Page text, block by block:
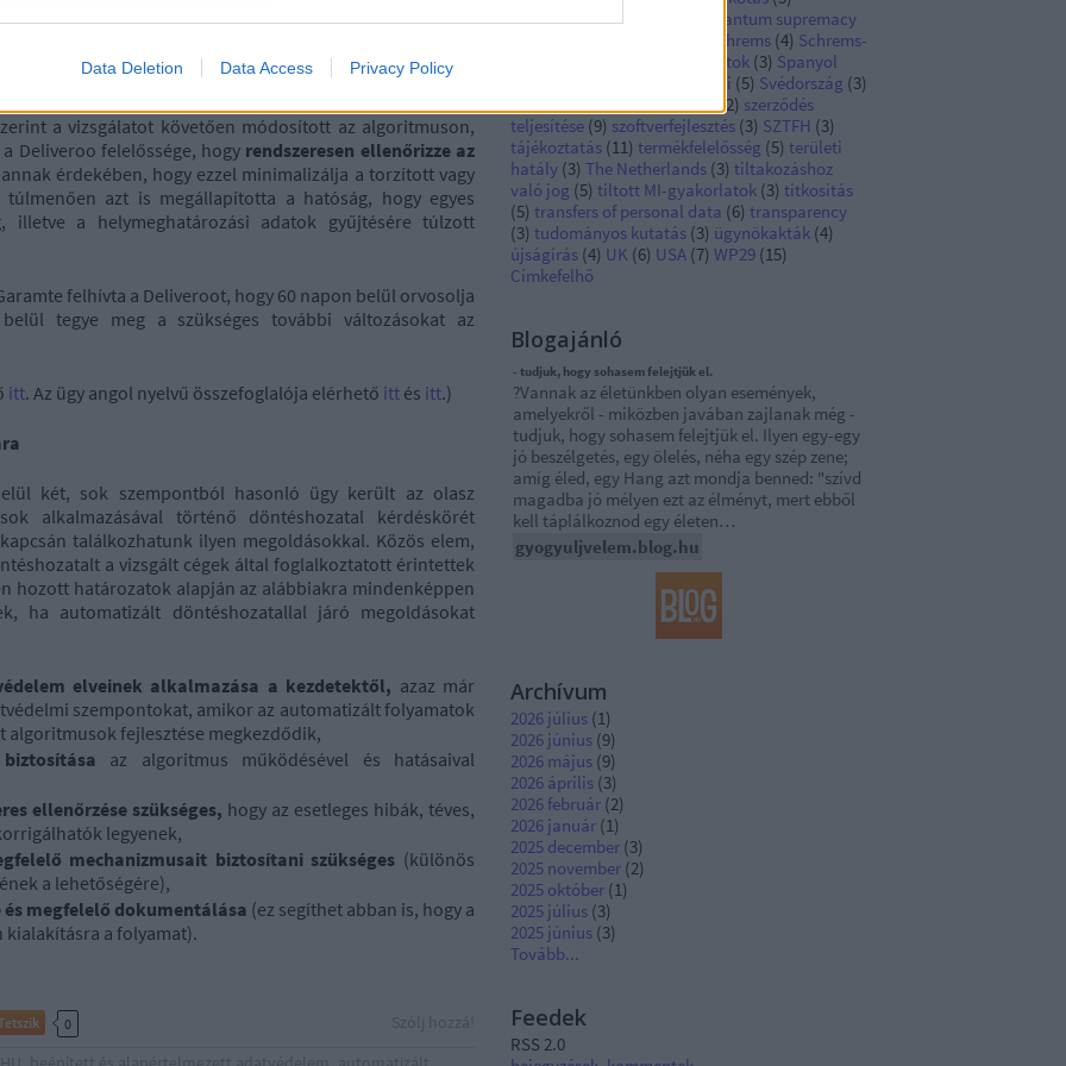
Data Deletion Data Access Privacy Policy
kb. 8 ezer futár adatainak a kezelésére került sor. Az
illetve a megrendelések kiosztása kapcsán került sor.
megfelelő transzparencia hiányaokozta a legnagyobb
hogy az algoritmus milyen alapon osztja ki a feladatokat
a vizsgálatot követően módosított az algoritmuson,
Deliveroo felelőssége, hogy rendszeresen ellenőrizze az
annak érdekében, hogy ezzel minimalizálja a torzított vagy
azt is megállapította a hatóság, hogy egyes
a helymeghatározási adatok gyűjtésére túlzott
felhívta a Deliveroot, hogy 60 napon belül orvosolja
tegye meg a szükséges további változásokat az
itt. Az ügy angol nyelvű összefoglalója elérhető itt és itt.)
két, sok szempontból hasonló ügy került az olasz
alkalmazásával történő döntéshozatal kérdéskörét
találkozhatunk ilyen megoldásokkal. Közös elem,
a vizsgált cégek által foglalkoztatott érintettek
hozott határozatok alapján az alábbiakra mindenképpen
ha automatizált döntéshozatallal járó megoldásokat
elveinek alkalmazása a kezdetektől, azaz már
szempontokat, amikor az automatizált folyamatok
algoritmusok fejlesztése megkezdődik,
az algoritmus működésével és hatásaival
ellenőrzése szükséges, hogy az esetleges hibák, téves,
legyenek,
mechanizmusait biztosítani szükséges (különös
a lehetőségére),
megfelelő dokumentálása (ez segíthet abban is, hogy a
a folyamat).
0
prohibited AI practices
quantum supremacy
Schrems (4) Schrems-
sötét mintázatok (3) Spanyol
süti (5) Svédország (3)
12) szerződés
teljesítése (9) szoftverfejlesztés (3) SZTFH (3)
tájékoztatás (11) termékfelelősség (5) területi
hatály (3) The Netherlands (3) tiltakozáshoz
való jog (5) tiltott MI-gyakorlatok (3) titkosítás
(5) transfers of personal data (6) transparency
(3) tudományos kutatás (3) ügynökakták (4)
újságírás (4) UK (6) USA (7) WP29 (15)
Címkefelhő
Blogajánló
- tudjuk, hogy sohasem felejtjük el.
?Vannak az életünkben olyan események,
amelyekről - miközben javában zajlanak még -
tudjuk, hogy sohasem felejtjük el. Ilyen egy-egy
jó beszélgetés, egy ölelés, néha egy szép zene;
amíg éled, egy Hang azt mondja benned: "szívd
magadba jó mélyen ezt az élményt, mert ebből
kell táplálkoznod egy életen…
gyogyuljvelem.blog.hu
Archívum
2026 július (1)
2026 június (9)
2026 május (9)
2026 április (3)
2026 február (2)
2026 január (1)
2025 december (3)
2025 november (2)
2025 október (1)
2025 július (3)
2025 június (3)
Tovább...
Feedek
RSS 2.0